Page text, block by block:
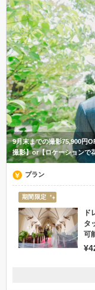
9月末までの撮影75,900円
撮影】or【ロケーションで
プラン
期間限定
タ
可